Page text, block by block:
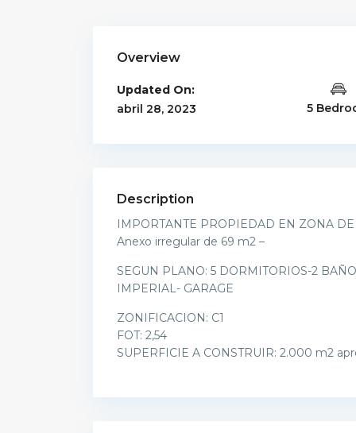
Overview
Updated On:
abril 28, 2023
5
Description
IMPORTANTE PROPIEDAD EN ZONA
Anexo irregular de 69 m2 –
SEGUN PLANO: 5 DORMITORIOS-2
IMPERIAL- GARAGE
ZONIFICACION: C1
FOT: 2,54
SUPERFICIE A CONSTRUIR: 2.000 m2